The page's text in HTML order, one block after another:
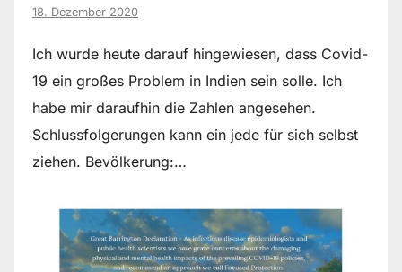
18. Dezember 2020
Ich wurde heute darauf hingewiesen, dass Covid-
19 ein großes Problem in Indien sein solle. Ich
habe mir daraufhin die Zahlen angesehen.
Schlussfolgerungen kann ein jede für sich selbst
ziehen. Bevölkerung:…